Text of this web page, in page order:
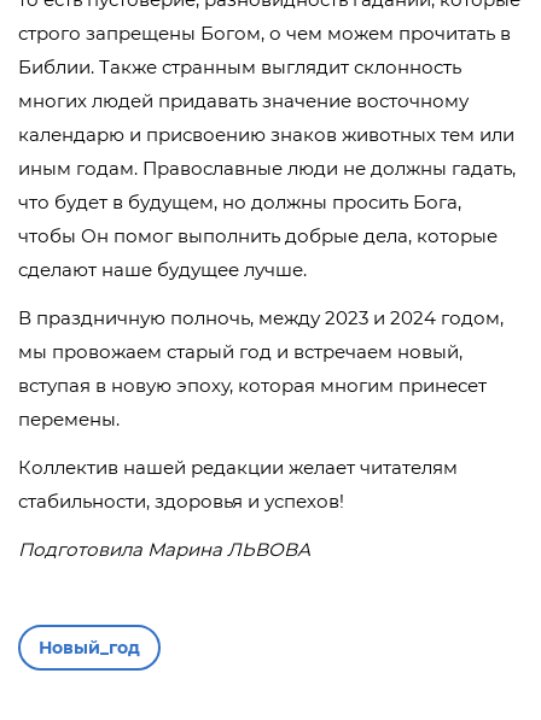
строго запрещены Богом, о чем можем прочитать в
Библии. Также странным выглядит склонность
многих людей придавать значение восточному
календарю и присвоению знаков животных тем или
иным годам. Православные люди не должны гадать,
что будет в будущем, но должны просить Бога,
чтобы Он помог выполнить добрые дела, которые
сделают наше будущее лучше.
В праздничную полночь, между 2023 и 2024 годом,
мы провожаем старый год и встречаем новый,
вступая в новую эпоху, которая многим принесет
перемены.
Коллектив нашей редакции желает читателям
стабильности, здоровья и успехов!
Подготовила Марина ЛЬВОВА
Новый_год